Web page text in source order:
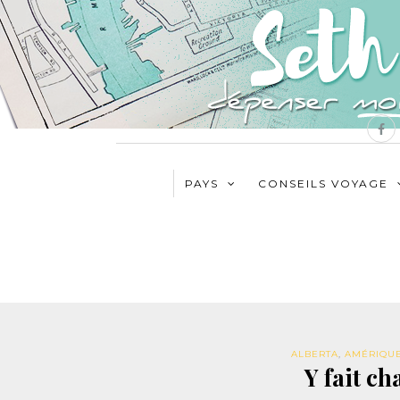
PAYS CONSEILS VOYAGE
ALBERTA,
Y fait